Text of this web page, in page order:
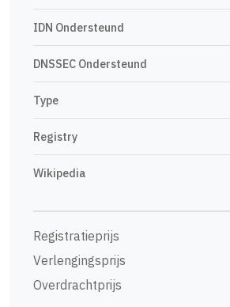
IDN Ondersteund
DNSSEC Ondersteund
Type
Registry
Wikipedia
Registratieprijs
Verlengingsprijs
Overdrachtprijs